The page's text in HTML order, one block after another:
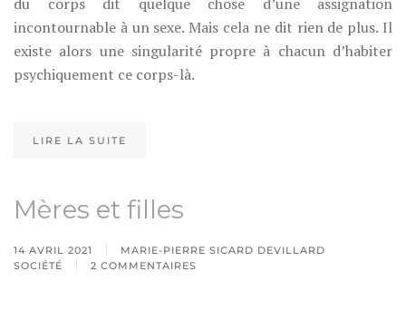
incontournable à un sexe. Mais cela ne dit rien de plus. Il
existe alors une singularité propre à chacun d’habiter
psychiquement ce corps-là.
LIRE LA SUITE
Mères et filles
14 AVRIL 2021
MARIE-PIERRE SICARD DEVILLARD
SOCIÉTÉ
2 COMMENTAIRES
SUR